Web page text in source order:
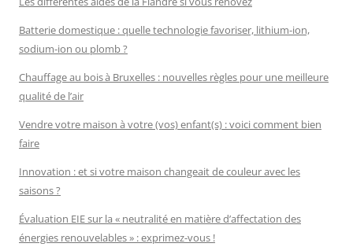
Batterie domestique : quelle technologie favoriser, lithium-ion,
sodium-ion ou plomb ?
Chauffage au bois à Bruxelles : nouvelles règles pour une meilleure
qualité de l’air
Vendre votre maison à votre (vos) enfant(s) : voici comment bien
faire
Innovation : et si votre maison changeait de couleur avec les
saisons ?
Évaluation EIE sur la « neutralité en matière d’affectation des
énergies renouvelables » : exprimez-vous !